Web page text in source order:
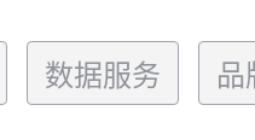
数据服务